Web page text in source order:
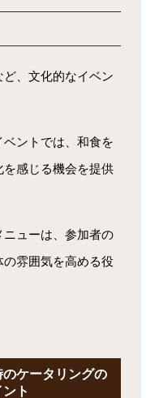
、文化的なイベン
ントでは、和食を
感じる機会を提供
ューは、参加者の
雰囲気を高める役
ケータリングの
ト